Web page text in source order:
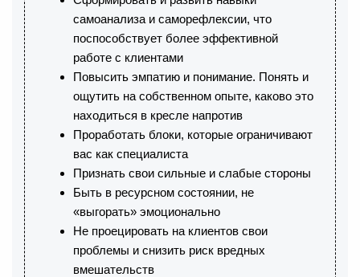
самоанализа и саморефлексии, что
поспособствует более эффективной
работе с клиентами
Повысить эмпатию и понимание. Понять и
ощутить на собственном опыте, каково это
находиться в кресле напротив
Проработать блоки, которые ограничивают
вас как специалиста
Признать свои сильные и слабые стороны
Быть в ресурсном состоянии, не
«выгорать» эмоционально
Не проецировать на клиентов свои
проблемы и снизить риск вредных
вмешательств